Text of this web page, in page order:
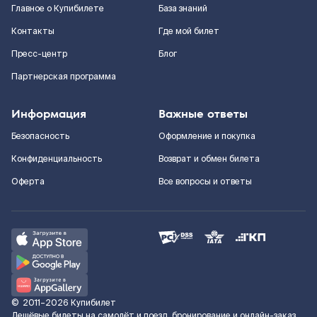
Главное о Купибилете
Контакты
Пресс-центр
Партнерская программа
База знаний
Где мой билет
Блог
Информация
Безопасность
Конфиденциальность
Оферта
Важные ответы
Оформление и покупка
Возврат и обмен билета
Все вопросы и ответы
© 2011–2026 Купибилет